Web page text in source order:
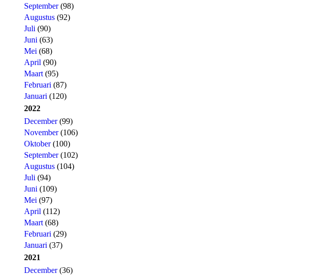
September(98)
Augustus (92)
Juli (90)
Juni (63)
Mei (68)
April (90)
Maart (95)
Februari (87)
Januari (120)
2022
December(99)
November(106)
Oktober(100)
September(102)
Augustus (104)
Juli (94)
Juni (109)
Mei (97)
April (112)
Maart (68)
Februari (29)
Januari (37)
2021
December(36)